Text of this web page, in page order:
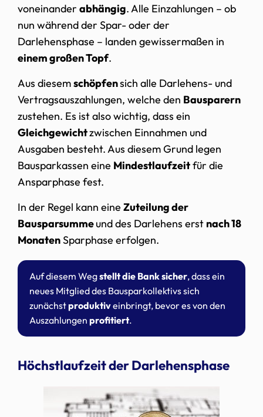
voneinander abhängig. Alle Einzahlungen – ob
nun während der Spar- oder der
Darlehensphase – landen gewissermaßen in
einem großen Topf.
Aus diesemschöpfensich alle Darlehens- und
Vertragsauszahlungen, welche den Bausparern
zustehen. Es ist also wichtig, dass ein
Gleichgewichtzwischen Einnahmen und
Ausgaben besteht. Aus diesem Grund legen
Bausparkassen eine Mindestlaufzeitfür die
Ansparphase fest.
In der Regel kann eine Zuteilung der
Bausparsummeund des Darlehens erst nach 18
MonatenSparphase erfolgen.
Auf diesem Wegstellt die Bank sicher, dass ein
neues Mitglied des Bausparkollektivs sich
zunächstproduktiveinbringt, bevor es von den
Auszahlungen profitiert.
Höchstlaufzeit der Darlehensphase